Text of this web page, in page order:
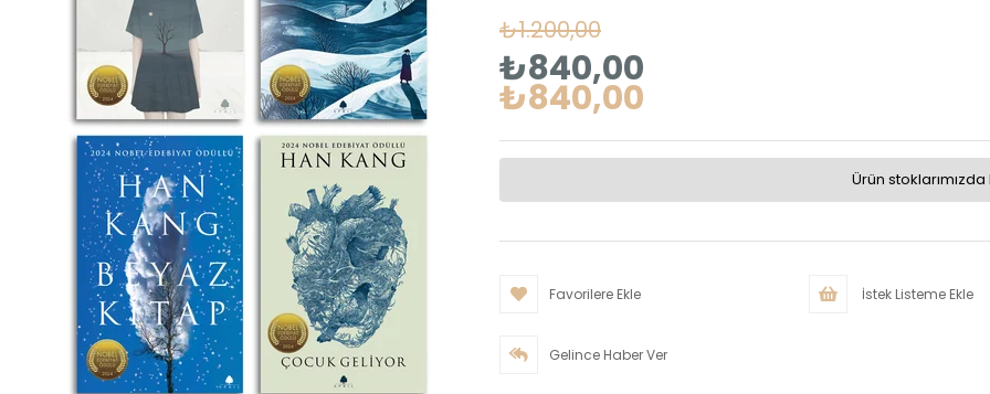
₺1.200,00
₺840,00
₺840,00
Ürün stoklarımızda
Favorilere Ekle İstek Listeme Ekle
Gelince Haber Ver